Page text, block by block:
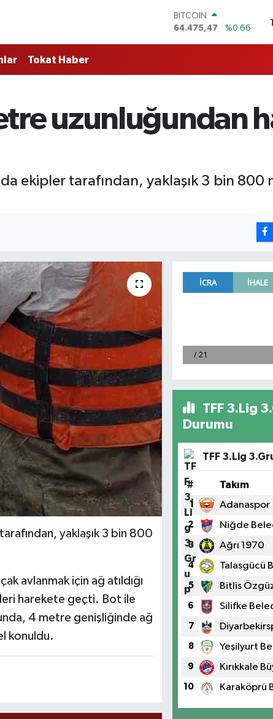
BITCOIN
64.475,47
%0.66
55,0700
%0.1
GRAM ALTIN
6518.23
%0.39
Tokat Haber
uzunluğundan
ekipler tarafından, yaklaşık 3 bin 800
yaklaşık 3 bin 800
avlanmak için ağ atıldığı
harekete geçti. Bot ile
4 metre genişliğinde ağ
konuldu.
TFF 3.Lig
Durumu
TFF 3.Lig
# Takım
1 Adanaspor
2 Niğde
3 Ağrı 1970
4 Talasgücü
5 Bitlis
6 Silifke
7
8 Yeşilyurt
9 Kırıkkale
10 Karaköprü